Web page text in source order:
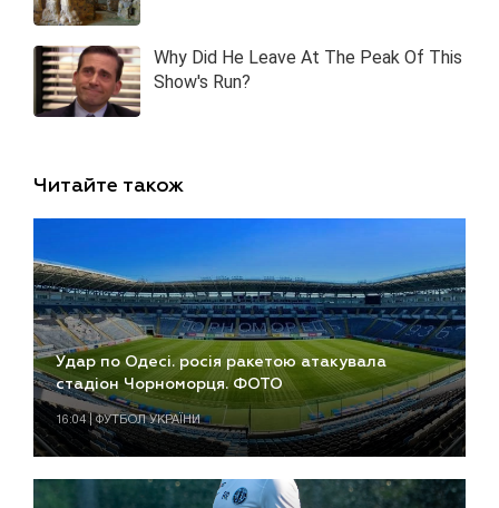
Читайте також
Удар по Одесі. росія ракетою атакувала
стадіон Чорноморця. ФОТО
16:04 | ФУТБОЛ УКРАЇНИ